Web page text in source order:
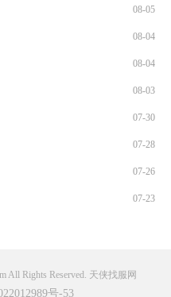
08-05
08-04
08-04
08-03
07-30
07-28
07-26
07-23
All Rights Reserved. 天侠找服网
号-53